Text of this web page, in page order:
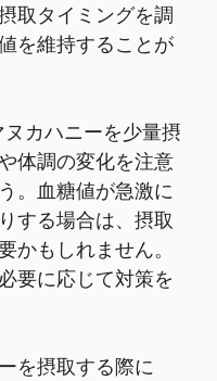
取タイミングを調
を維持することが
ヌカハニーを少量摂
体調の変化を注意
。血糖値が急激に
する場合は、摂取
かもしれません。
要に応じて対策を
を摂取する際に